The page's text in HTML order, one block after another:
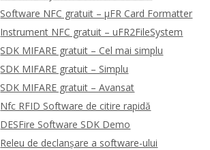
Software NFC gratuit – μFR Card Formatter
Instrument NFC gratuit – uFR2FileSystem
SDK MIFARE gratuit – Cel mai simplu
SDK MIFARE gratuit – Simplu
SDK MIFARE gratuit – Avansat
Nfc RFID Software de citire rapidă
DESFire Software SDK Demo
Releu de declanșare a software-ului